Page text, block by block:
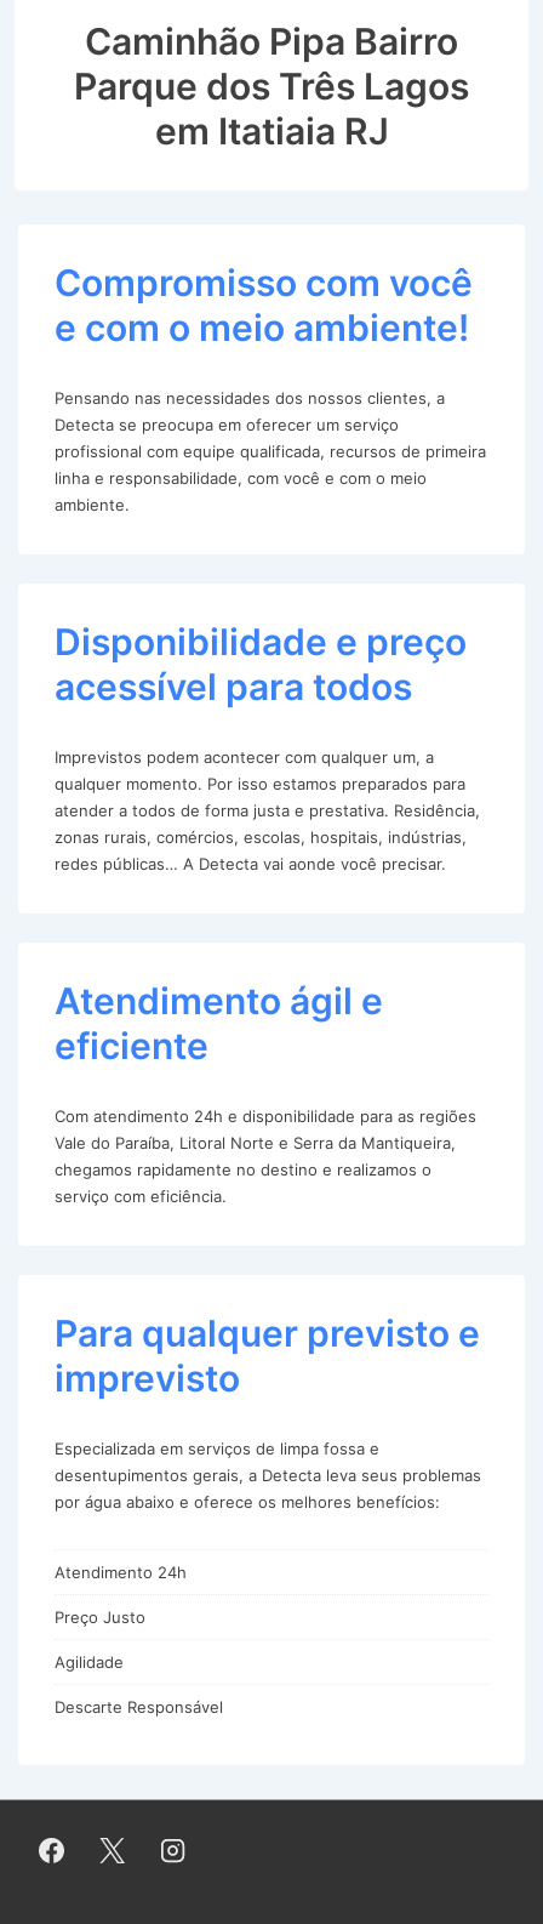
Caminhão Pipa Bairro
Parque dos Três Lagos
em Itatiaia RJ
Compromisso com você
e com o meio ambiente!
Pensando nas necessidades dos nossos clientes, a
Detecta se preocupa em oferecer um serviço
profissional com equipe qualificada, recursos de primeira
linha e responsabilidade, com você e com o meio
ambiente.
Disponibilidade e preço
acessível para todos
Imprevistos podem acontecer com qualquer um, a
qualquer momento. Por isso estamos preparados para
atender a todos de forma justa e prestativa. Residência,
zonas rurais, comércios, escolas, hospitais, indústrias,
redes públicas… A Detecta vai aonde você precisar.
Atendimento ágil e
eficiente
Com atendimento 24h e disponibilidade para as regiões
Vale do Paraíba, Litoral Norte e Serra da Mantiqueira,
chegamos rapidamente no destino e realizamos o
serviço com eficiência.
Para qualquer previsto e
imprevisto
Especializada em serviços de limpa fossa e
desentupimentos gerais, a Detecta leva seus problemas
por água abaixo e oferece os melhores benefícios:
Atendimento 24h
Preço Justo
Agilidade
Descarte Responsável